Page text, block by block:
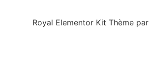
Royal Elementor Kit Thème par